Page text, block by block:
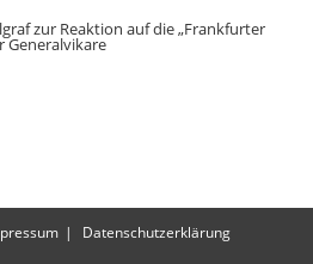
zur Reaktion auf die „Frankfurter
Generalvikare
Datenschutzerklärung